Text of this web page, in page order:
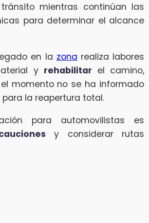
mientras continúan las
para determinar el alcance
en la zona realiza labores
y rehabilitar el camino,
momento no se ha informado
la reapertura total.
para automovilistas es
y considerar rutas